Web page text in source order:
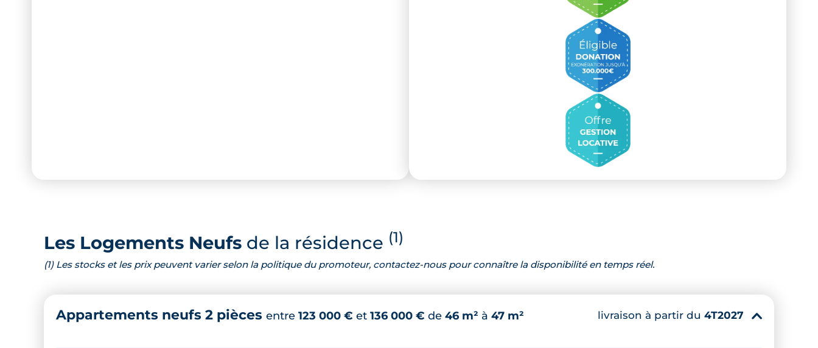
Les Logements Neufs de la résidence (1)
(1) Les stocks et les prix peuvent varier selon la politique du promoteur, contactez-nous pour connaître la disponibilité en temps réel.
Appartements neufs 2 pièces entre 123 000 € et 136 000 € de 46 m² à 47 m² livraison à partir du 4T2027 ▾